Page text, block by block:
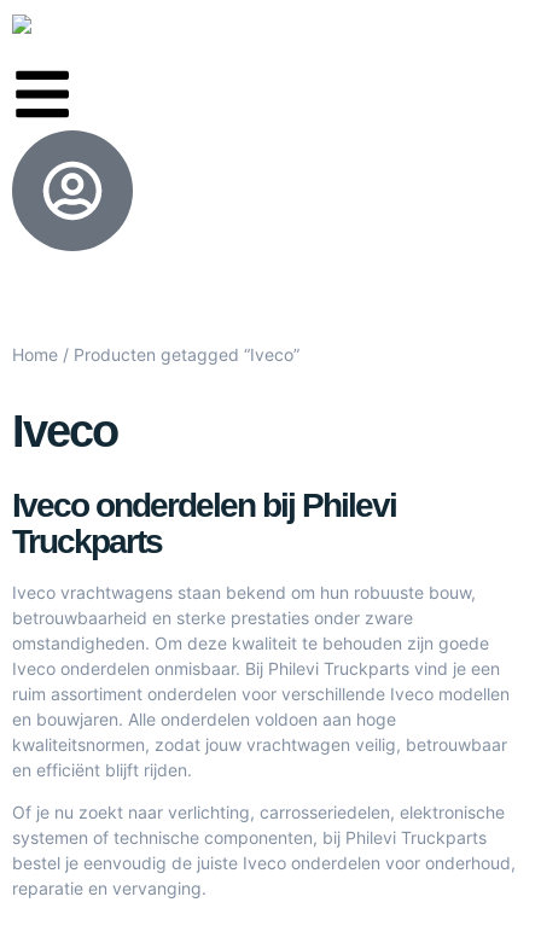
Home / Producten getagged “Iveco”
Iveco
Iveco onderdelen bij Philevi
Truckparts
Iveco vrachtwagens staan bekend om hun robuuste bouw,
betrouwbaarheid en sterke prestaties onder zware
omstandigheden. Om deze kwaliteit te behouden zijn goede
Iveco onderdelen onmisbaar. Bij Philevi Truckparts vind je een
ruim assortiment onderdelen voor verschillende Iveco modellen
en bouwjaren. Alle onderdelen voldoen aan hoge
kwaliteitsnormen, zodat jouw vrachtwagen veilig, betrouwbaar
en efficiënt blijft rijden.
Of je nu zoekt naar verlichting, carrosseriedelen, elektronische
systemen of technische componenten, bij Philevi Truckparts
bestel je eenvoudig de juiste Iveco onderdelen voor onderhoud,
reparatie en vervanging.